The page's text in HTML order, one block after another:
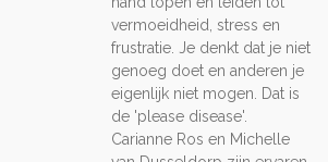
vermoeidheid, stress en
frustratie. Je denkt dat je niet
genoeg doet en anderen je
eigenlijk niet mogen. Dat is
de 'please disease'.
Carianne Ros en Michelle